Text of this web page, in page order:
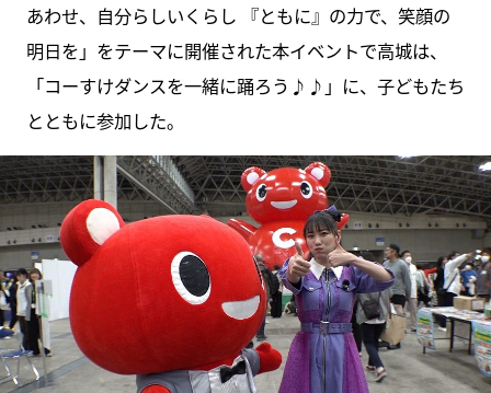
あわせ、自分らしいくらし 『ともに』の力で、笑顔の
明日を」をテーマに開催された本イベントで高城は、
「コーすけダンスを一緒に踊ろう♪♪」に、子どもたち
とともに参加した。